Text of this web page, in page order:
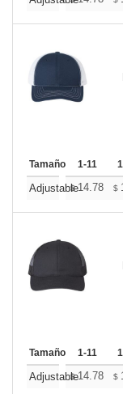
Tamaño 1-11
Adjustable
$14.78 $
Tamaño 1-11
Adjustable
$14.78 $